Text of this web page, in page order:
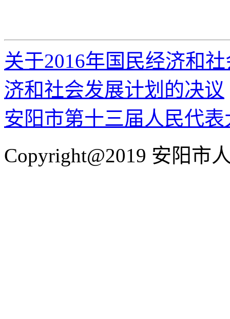
关于2016年国民经济和
济和社会发展计划的决议
安阳市第十三届人民代
Copyright@2019 安阳市